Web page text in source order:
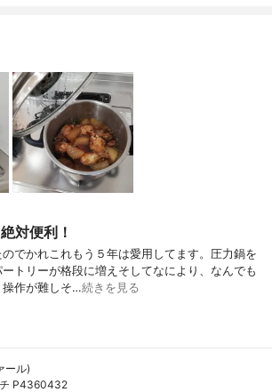
対便利！
でかれこれもう５年は愛用してます。圧力鍋を
トリーが格段に増えそしてなにより、なんでも
操作が難しそ…続きを見る
ール)
P4360432